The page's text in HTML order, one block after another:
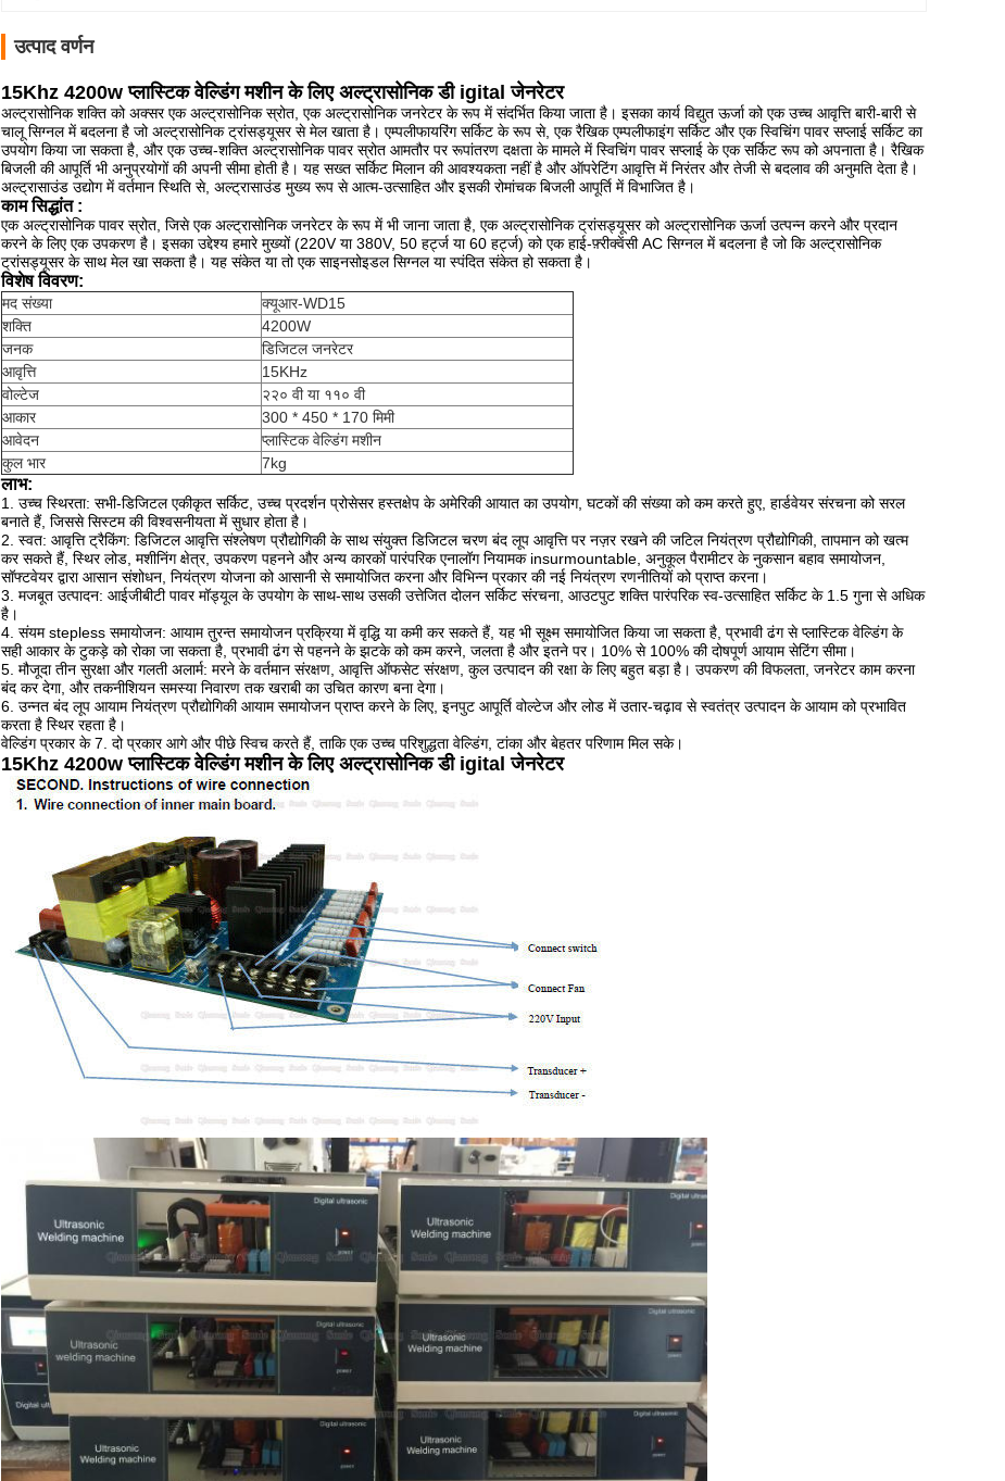
उत्पाद वर्णन
15Khz 4200w प्लास्टिक वेल्डिंग मशीन के लिए अल्ट्रासोनिक डी igital जेनरेटर
अल्ट्रासोनिक शक्ति को अक्सर एक अल्ट्रासोनिक स्रोत, एक अल्ट्रासोनिक जनरेटर के रूप में संदर्भित किया जाता है। इसका कार्य विद्युत ऊर्जा को एक उच्च आवृत्ति बारी-बारी से
चालू सिग्नल में बदलना है जो अल्ट्रासोनिक ट्रांसड्यूसर से मेल खाता है। एम्पलीफायरिंग सर्किट के रूप से, एक रैखिक एम्पलीफाइंग सर्किट और एक स्विचिंग पावर सप्लाई सर्किट का
उपयोग किया जा सकता है, और एक उच्च-शक्ति अल्ट्रासोनिक पावर स्रोत आमतौर पर रूपांतरण दक्षता के मामले में स्विचिंग पावर सप्लाई के एक सर्किट रूप को अपनाता है। रैखिक
बिजली की आपूर्ति भी अनुप्रयोगों की अपनी सीमा होती है। यह सख्त सर्किट मिलान की आवश्यकता नहीं है और ऑपरेटिंग आवृत्ति में निरंतर और तेजी से बदलाव की अनुमति देता है।
अल्ट्रासाउंड उद्योग में वर्तमान स्थिति से, अल्ट्रासाउंड मुख्य रूप से आत्म-उत्साहित और इसकी रोमांचक बिजली आपूर्ति में विभाजित है।
काम सिद्धांत :
एक अल्ट्रासोनिक पावर स्रोत, जिसे एक अल्ट्रासोनिक जनरेटर के रूप में भी जाना जाता है, एक अल्ट्रासोनिक ट्रांसड्यूसर को अल्ट्रासोनिक ऊर्जा उत्पन्न करने और प्रदान
करने के लिए एक उपकरण है। इसका उद्देश्य हमारे मुख्यों (220V या 380V, 50 हर्ट्ज या 60 हर्ट्ज) को एक हाई-फ़्रीक्वेंसी AC सिग्नल में बदलना है जो कि अल्ट्रासोनिक
ट्रांसड्यूसर के साथ मेल खा सकता है। यह संकेत या तो एक साइनसोइडल सिग्नल या स्पंदित संकेत हो सकता है।
विशेष विवरण:
मद संख्या
क्यूआर-WD15
शक्ति
4200W
जनक
डिजिटल जनरेटर
आवृत्ति
15KHz
वोल्टेज
२२० वी या ११० वी
आकार
300 * 450 * 170 मिमी
आवेदन
प्लास्टिक वेल्डिंग मशीन
कुल भार
7kg
लाभ:
1. उच्च स्थिरता: सभी-डिजिटल एकीकृत सर्किट, उच्च प्रदर्शन प्रोसेसर हस्तक्षेप के अमेरिकी आयात का उपयोग, घटकों की संख्या को कम करते हुए, हार्डवेयर संरचना को सरल
बनाते हैं, जिससे सिस्टम की विश्वसनीयता में सुधार होता है।
2. स्वत: आवृत्ति ट्रैकिंग: डिजिटल आवृत्ति संश्लेषण प्रौद्योगिकी के साथ संयुक्त डिजिटल चरण बंद लूप आवृत्ति पर नज़र रखने की जटिल नियंत्रण प्रौद्योगिकी, तापमान को खत्म
कर सकते हैं, स्थिर लोड, मशीनिंग क्षेत्र, उपकरण पहनने और अन्य कारकों पारंपरिक एनालॉग नियामक insurmountable, अनुकूल पैरामीटर के नुकसान बहाव समायोजन,
सॉफ्टवेयर द्वारा आसान संशोधन, नियंत्रण योजना को आसानी से समायोजित करना और विभिन्न प्रकार की नई नियंत्रण रणनीतियों को प्राप्त करना।
3. मजबूत उत्पादन: आईजीबीटी पावर मॉड्यूल के उपयोग के साथ-साथ उसकी उत्तेजित दोलन सर्किट संरचना, आउटपुट शक्ति पारंपरिक स्व-उत्साहित सर्किट के 1.5 गुना से अधिक
है।
4. संयम stepless समायोजन: आयाम तुरन्त समायोजन प्रक्रिया में वृद्धि या कमी कर सकते हैं, यह भी सूक्ष्म समायोजित किया जा सकता है, प्रभावी ढंग से प्लास्टिक वेल्डिंग के
सही आकार के टुकड़े को रोका जा सकता है, प्रभावी ढंग से पहनने के झटके को कम करने, जलता है और इतने पर। 10% से 100% की दोषपूर्ण आयाम सेटिंग सीमा।
5. मौजूदा तीन सुरक्षा और गलती अलार्म: मरने के वर्तमान संरक्षण, आवृत्ति ऑफसेट संरक्षण, कुल उत्पादन की रक्षा के लिए बहुत बड़ा है। उपकरण की विफलता, जनरेटर काम करना
बंद कर देगा, और तकनीशियन समस्या निवारण तक खराबी का उचित कारण बना देगा।
6. उन्नत बंद लूप आयाम नियंत्रण प्रौद्योगिकी आयाम समायोजन प्राप्त करने के लिए, इनपुट आपूर्ति वोल्टेज और लोड में उतार-चढ़ाव से स्वतंत्र उत्पादन के आयाम को प्रभावित
करता है स्थिर रहता है।
वेल्डिंग प्रकार के 7. दो प्रकार आगे और पीछे स्विच करते हैं, ताकि एक उच्च परिशुद्धता वेल्डिंग, टांका और बेहतर परिणाम मिल सके।
15Khz 4200w प्लास्टिक वेल्डिंग मशीन के लिए अल्ट्रासोनिक डी igital जेनरेटर